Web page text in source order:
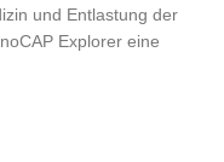
und Entlastung der
Explorer eine